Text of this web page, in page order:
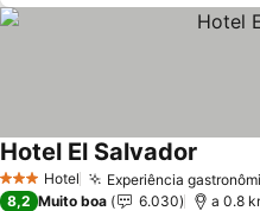
3 EstrelasHotel Experiência
Hotel El Salvador
8,2 Muito boa 6.030 a 0.8